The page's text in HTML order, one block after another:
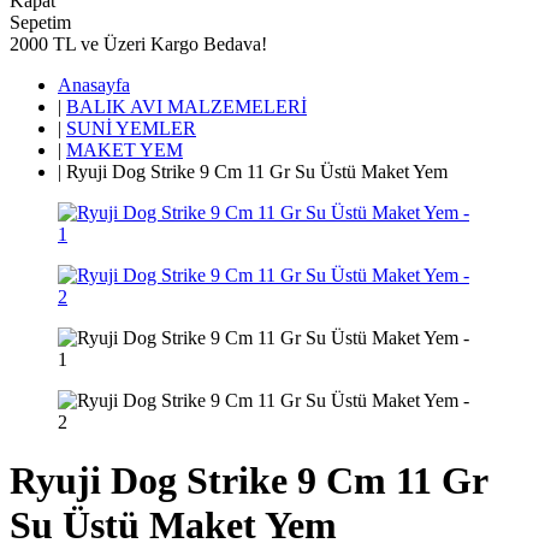
Sepetim
2000 TL ve Üzeri Kargo Bedava!
Anasayfa
| BALIK AVI MALZEMELERİ
| SUNİ YEMLER
| MAKET YEM
| Ryuji Dog Strike 9 Cm 11 Gr Su Üstü Maket Yem
Ryuji Dog Strike 9 Cm 11 Gr
Su Üstü Maket Yem